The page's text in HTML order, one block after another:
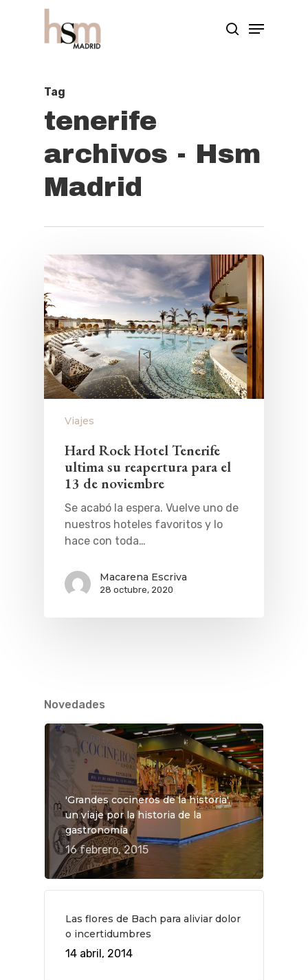
Tag
tenerife
archivos - Hsm
Madrid
Viajes
Hard Rock Hotel Tenerife
ultima su reapertura para el
13 de noviembre
Se acabó la espera. Vuelve uno de
nuestros hoteles favoritos y lo
hace con toda…
Macarena Escriva
28 octubre, 2020
Novedades
'Grandes cocineros de la historia',
un viaje por la historia de la
gastronomía
16 febrero, 2015
Las flores de Bach para aliviar dolor
o incertidumbres
14 abril, 2014
Planes
GASTRO